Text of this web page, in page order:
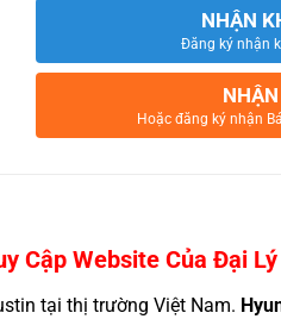
NHẬN
Đăng ký nhận
Hoặc đăng ký nhận
Cập Website Của Đại Lý
tại thị trường Việt Nam.